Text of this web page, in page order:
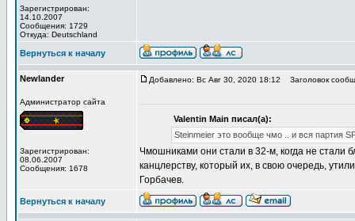
Зарегистрирован:
14.10.2007
Сообщения: 1729
Откуда: Deutschland
Вернуться к началу
Newlander
Администратор сайта
Зарегистрирован:
08.06.2007
Сообщения: 1678
Добавлено: Вс Авг 30, 2020 18:12 Заголовок
Valentin Main писал(а):
Steinmeier это вообще чмо .. и вся партия
Чмошниками они стали в 32-м, когда не стали
канцлерству, который их, в свою очередь,
Горбачев.
Вернуться к началу